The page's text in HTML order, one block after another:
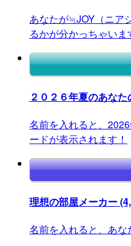
あなたが≒JOY（ニア
るかが分かっちゃいま
２０２６年夏のあなた
名前を入れると、
ードが表示されます！
理想の部屋メーカー
名前を入れると、あな